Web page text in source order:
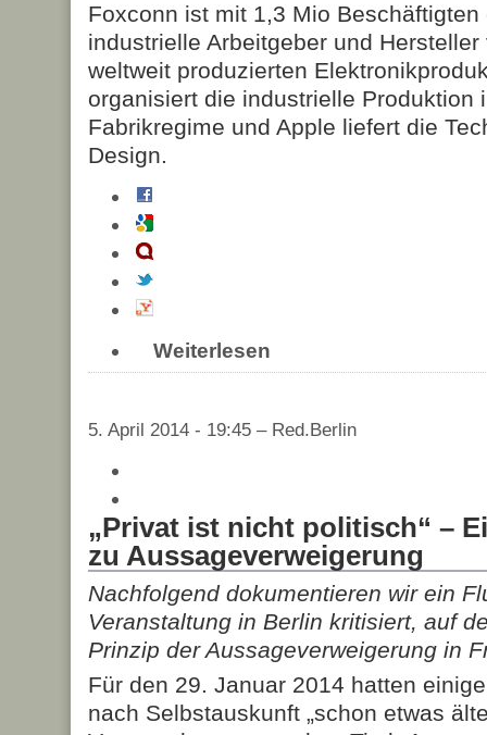
Foxconn ist mit 1,3 Mio
industrielle Arbeitgeber und
weltweit produzierten
organisiert die industrielle Produktion
Fabrikregime und Apple liefert die
Design.
Weiterlesen
5. April 2014 - 19:45 – Red.Berlin
„Privat ist nicht politisch“ –
zu Aussageverweigerung
Nachfolgend dokumentieren wir ein
Veranstaltung in Berlin kritisiert, auf
Prinzip der Aussageverweigerung in
Für den 29. Januar 2014 hatten
nach Selbstauskunft „schon etwas